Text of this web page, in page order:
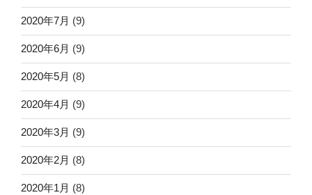
2020年7月 (9)
2020年6月 (9)
2020年5月 (8)
2020年4月 (9)
2020年3月 (9)
2020年2月 (8)
2020年1月 (8)